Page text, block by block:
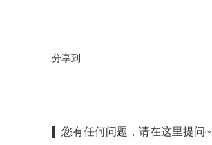
分享到:
您有任何问题，请在这里提问~